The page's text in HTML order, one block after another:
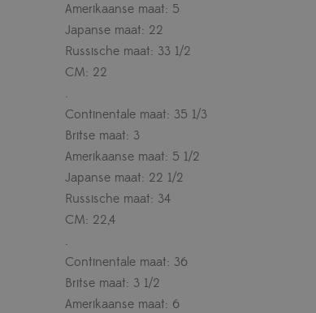
Amerikaanse maat: 5
Japanse maat: 22
Russische maat: 33 1/2
CM: 22
.
Continentale maat: 35 1/3
Britse maat: 3
Amerikaanse maat: 5 1/2
Japanse maat: 22 1/2
Russische maat: 34
CM: 22,4
.
Continentale maat: 36
Britse maat: 3 1/2
Amerikaanse maat: 6